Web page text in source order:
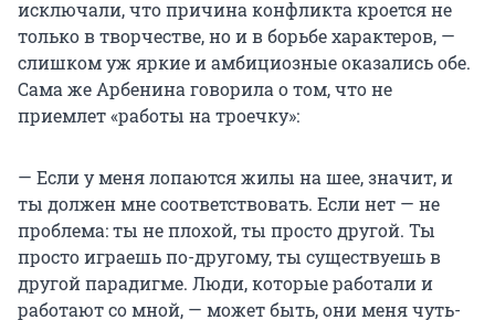
исключали, что причина конфликта кроется не
только в творчестве, но и в борьбе характеров, —
слишком уж яркие и амбициозные оказались обе.
Сама же Арбенина говорила о том, что не
приемлет «работы на троечку»:
— Если у меня лопаются жилы на шее, значит, и
ты должен мне соответствовать. Если нет — не
проблема: ты не плохой, ты просто другой. Ты
просто играешь по-другому, ты существуешь в
другой парадигме. Люди, которые работали и
работают со мной, — может быть, они меня чуть-